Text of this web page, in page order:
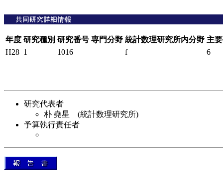
年度 研究種別 研究番号 専門分野 統計数理研究所内分野 主
H28 1 1016 f 6
研究代表者
朴 堯星 (統計数理研究所)
予算執行責任者